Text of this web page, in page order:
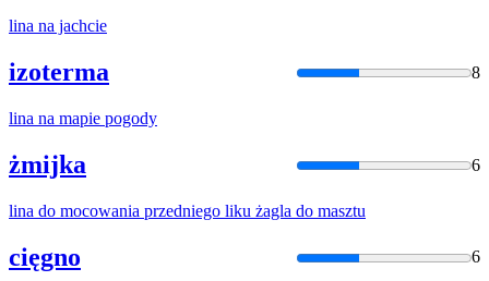
lina na jachcie
izoterma 8
lina na mapie pogody
żmijka 6
lina do mocowania przedniego liku żagla do masztu
cięgno 6